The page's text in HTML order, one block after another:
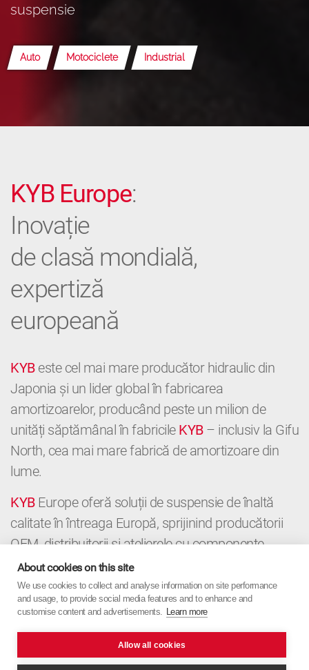
suspensie
Auto Motociclete Industrial
KYB Europe:
Inovație
de clasă mondială,
expertiză
europeană
KYBeste cel mai mare producător hidraulic din
Japonia și un lider global în fabricarea
amortizoarelor, producând peste un milion de
unități săptămânal în fabricile KYB– inclusiv la Gifu
North, cea mai mare fabrică de amortizoare din
lume.
KYBEurope oferă soluții de suspensie de înaltă
calitate în întreaga Europă, sprijinind producătorii
OEM, distribuitorii și atelierele cu componente
premium și expertiză locală. De la OE la
Aftermarket,KYBEurope combină precizia
japoneză cu orientarea europeană.
About cookies on this site
We use cookies to collect and analyse information on site performance
and usage, to provide social media features and to enhance and
customise content and advertisements. Learn more
Allow all cookies